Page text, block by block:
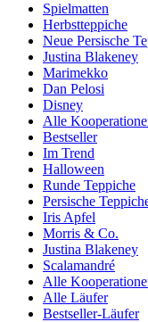
Spielmatten
Herbstteppiche
Neue Persische
Justina Blakeney
Marimekko
Dan Pelosi
Disney
Alle
Bestseller
Im Trend
Halloween
Runde Teppiche
Persische
Iris Apfel
Morris & Co.
Justina Blakeney
Scalamandré
Alle
Alle Läufer
Bestseller-Läufer